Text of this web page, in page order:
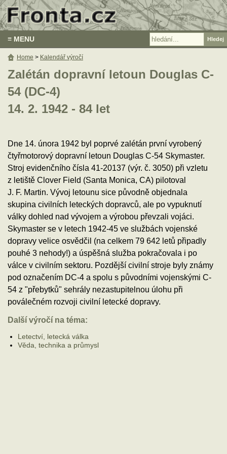
≡ MENU
Zalétán dopravní letoun Douglas C-
54 (DC-4)
14. 2. 1942 - 84 let
Dne 14. února 1942 byl poprvé zalétán první vyrobený
čtyřmotorový dopravní letoun Douglas C-54 Skymaster.
Stroj evidenčního čísla 41-20137 (výr. č. 3050) při vzletu
z letiště Clover Field (Santa Monica, CA) pilotoval
J. F. Martin. Vývoj letounu sice původně objednala
skupina civilních leteckých dopravců, ale po vypuknutí
války dohled nad vývojem a výrobou převzali vojáci.
Skymaster se v letech 1942-45 ve službách vojenské
dopravy velice osvědčil (na celkem 79 642 letů připadly
pouhé 3 nehody!) a úspěšná služba pokračovala i po
válce v civilním sektoru. Pozdější civilní stroje byly známy
pod označením DC-4 a spolu s původními vojenskými C-
54 z "přebytků" sehrály nezastupitelnou úlohu při
poválečném rozvoji civilní letecké dopravy.
Další výročí na téma:
Letectví, letecká válka
Věda, technika a průmysl
Home > Kalendář výročí